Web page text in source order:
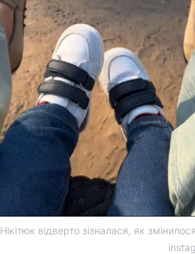
Нікітюк відверто зізналася, як